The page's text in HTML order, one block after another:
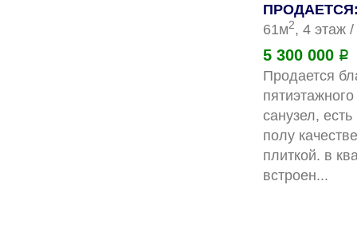
ПРОДАЕТСЯ:
61м2, 4 этаж
5 300 000 Р
Продается
санузел,
полу
плиткой. в